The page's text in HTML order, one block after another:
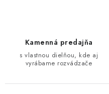
Reklamačný poriadok
Kontakt
Kamenná predajňa
s vlastnou dielňou, kde aj
vyrábame rozvádzače